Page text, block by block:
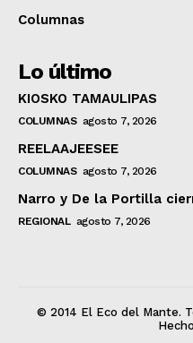
Columnas
Lo último
KIOSKO TAMAULIPAS
COLUMNAS agosto 7, 2026
REELAAJEESEE
COLUMNAS agosto 7, 2026
Narro y De la Portilla
REGIONAL agosto 7, 2026
© 2014 El Eco del Mante.